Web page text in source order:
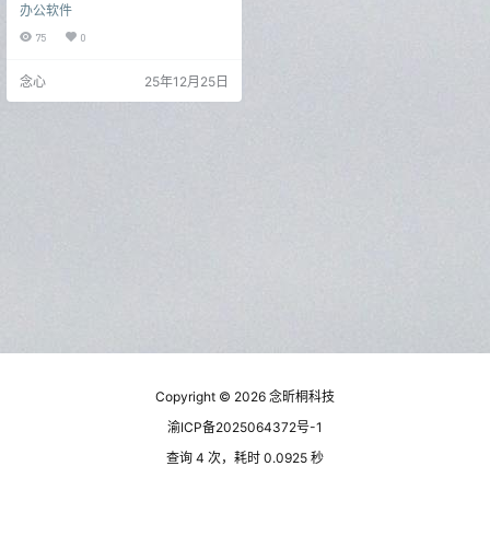
缩包形式的，默认安装了一个小的
模型，念心测试的也是这个模型，
使用了。 软件使用非常简单，直接
解压后选择你需要转写的文件就可
办公软件
75 0
念心 25年12月25日
Copyright © 2026 念昕桐科技
渝ICP备2025064372号-1
查询 4 次，耗时 0.0925 秒